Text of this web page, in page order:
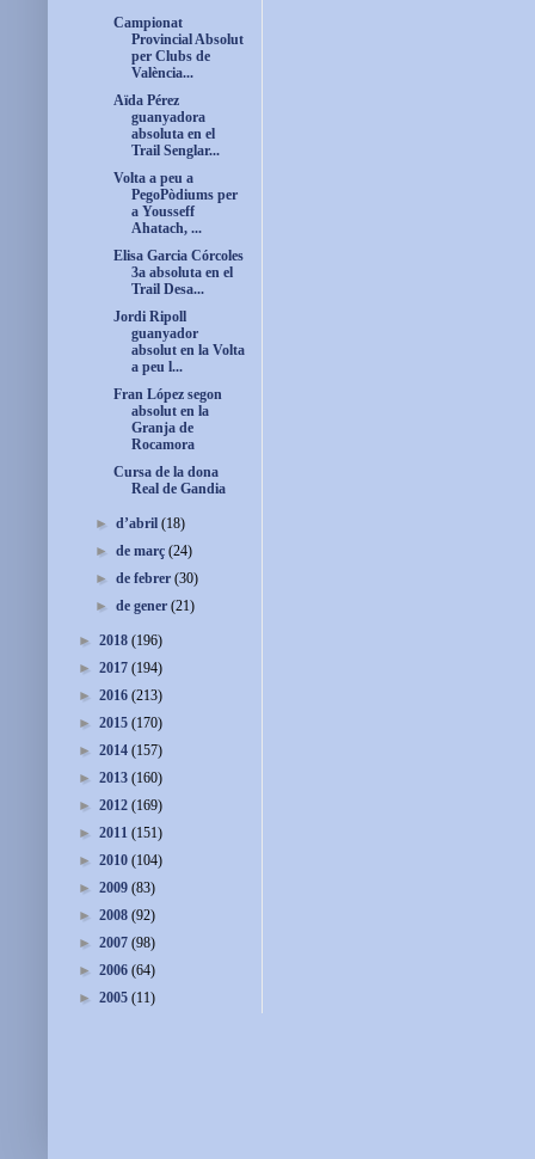
Campionat
Provincial Absolut
per Clubs de
València...
Aïda Pérez
guanyadora
absoluta en el
Trail Senglar...
Volta a peu a
PegoPòdiums per
a Yousseff
Ahatach, ...
Elisa Garcia Córcoles
3a absoluta en el
Trail Desa...
Jordi Ripoll
guanyador
absolut en la Volta
a peu l...
Fran López segon
absolut en la
Granja de
Rocamora
Cursa de la dona
Real de Gandia
►d’abril(18)
►de març(24)
►de febrer(30)
►de gener(21)
► 2018 (196)
► 2017 (194)
► 2016 (213)
► 2015 (170)
► 2014 (157)
► 2013 (160)
► 2012 (169)
► 2011 (151)
► 2010 (104)
► 2009 (83)
► 2008 (92)
► 2007 (98)
► 2006 (64)
► 2005 (11)